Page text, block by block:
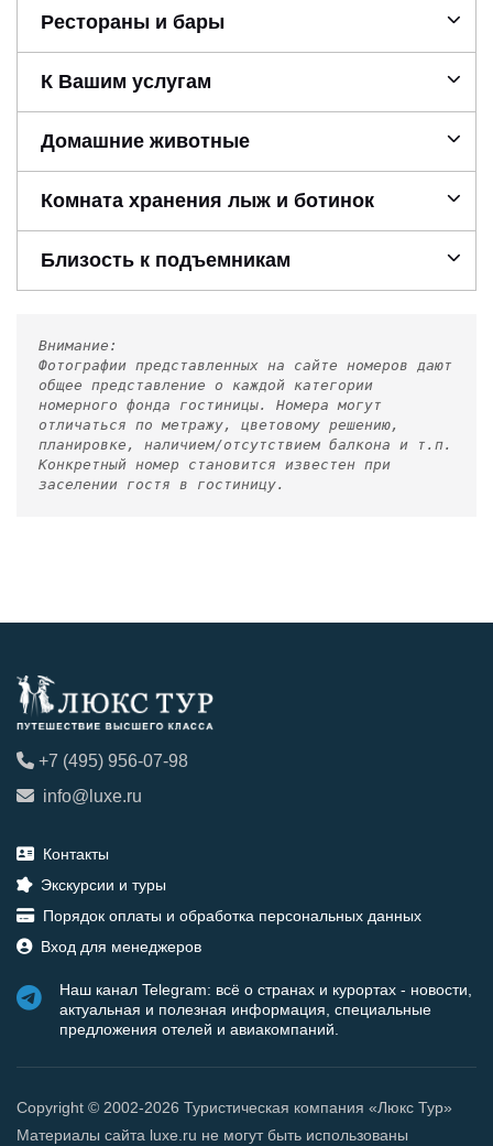
Рестораны и бары
К Вашим услугам
Домашние животные
Комната хранения лыж и ботинок
Близость к подъемникам
Внимание:
Фотографии представленных на сайте номеров дают
общее представление о каждой категории
номерного фонда гостиницы. Номера могут
отличаться по метражу, цветовому решению,
планировке, наличием/отсутствием балкона и т.п.
Конкретный номер становится известен при
заселении гостя в гостиницу.
+7 (495) 956-07-98
info@luxe.ru
Контакты
Экскурсии и туры
Порядок оплаты и обработка персональных данных
Вход для менеджеров
Наш канал Telegram: всё о странах и курортах - новости,
актуальная и полезная информация, специальные
предложения отелей и авиакомпаний.
Copyright © 2002-2026 Туристическая компания «Люкс Тур»
Материалы сайта luxe.ru не могут быть использованы